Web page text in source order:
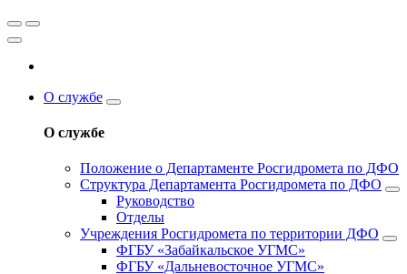
О службе
О службе
Положение о Департаменте Росгидромета по ДФО
Структура Департамента Росгидромета по ДФО
Руководство
Отделы
Учреждения Росгидромета по территории ДФО
ФГБУ «Забайкальское УГМС»
ФГБУ «Дальневосточное УГМС»